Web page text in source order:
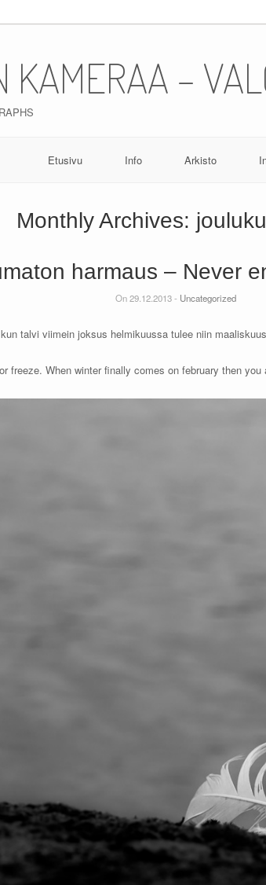
KAMERAA –
Etusivu Info Arkisto
Monthly Archives:
harmaus – Never
On 29.12.2013 - Uncategorized
talvi viimein joksus helmikuussa tulee niin
freeze. When winter finally comes on february then